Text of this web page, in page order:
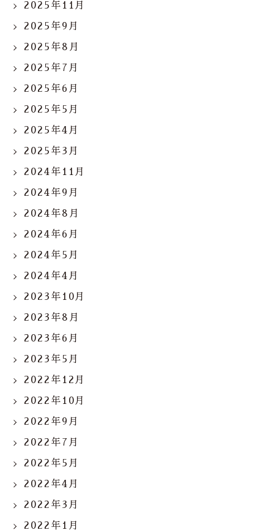
2025年11月
2025年9月
2025年8月
2025年7月
2025年6月
2025年5月
2025年4月
2025年3月
2024年11月
2024年9月
2024年8月
2024年6月
2024年5月
2024年4月
2023年10月
2023年8月
2023年6月
2023年5月
2022年12月
2022年10月
2022年9月
2022年7月
2022年5月
2022年4月
2022年3月
2022年1月